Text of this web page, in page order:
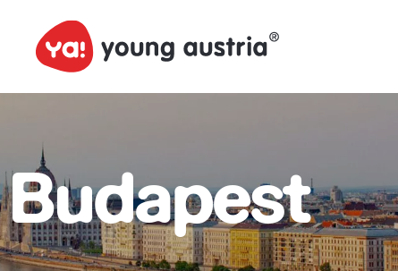
Budapest